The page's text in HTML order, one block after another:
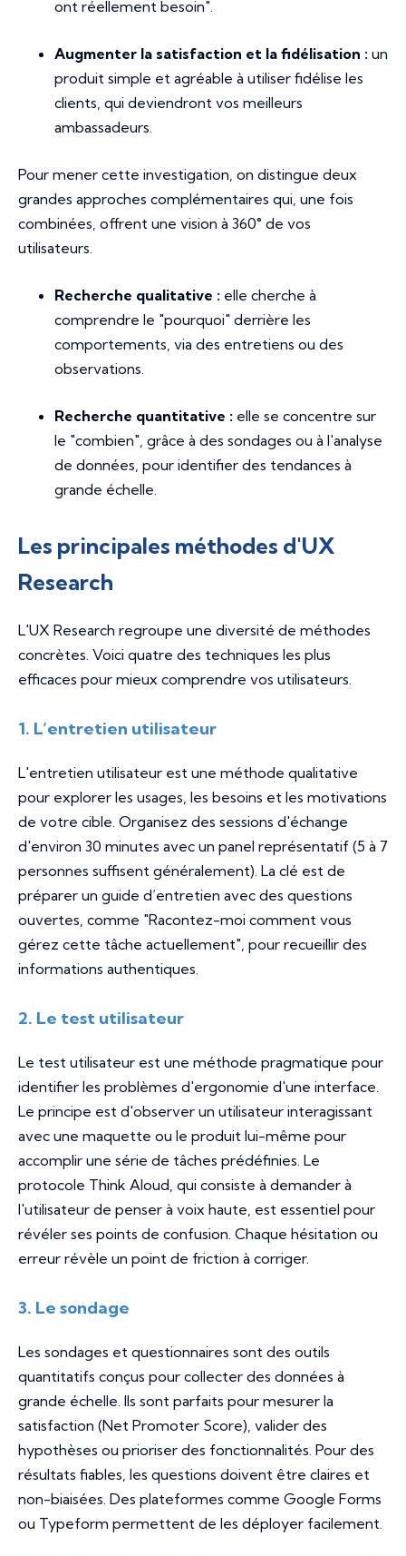
ont réellement besoin".
Augmenter la satisfaction et la fidélisation : un
produit simple et agréable à utiliser fidélise les
clients, qui deviendront vos meilleurs
ambassadeurs.
Pour mener cette investigation, on distingue deux
grandes approches complémentaires qui, une fois
combinées, offrent une vision à 360° de vos
utilisateurs.
Recherche qualitative : elle cherche à
comprendre le "pourquoi" derrière les
comportements, via des entretiens ou des
observations.
Recherche quantitative : elle se concentre sur
le "combien", grâce à des sondages ou à l'analyse
de données, pour identifier des tendances à
grande échelle.
Les principales méthodes d'UX
Research
L'UX Research regroupe une diversité de méthodes
concrètes. Voici quatre des techniques les plus
efficaces pour mieux comprendre vos utilisateurs.
1. L’entretien utilisateur
L'entretien utilisateur est une méthode qualitative
pour explorer les usages, les besoins et les motivations
de votre cible. Organisez des sessions d'échange
d'environ 30 minutes avec un panel représentatif (5 à 7
personnes suffisent généralement). La clé est de
préparer un guide d’entretien avec des questions
ouvertes, comme "Racontez-moi comment vous
gérez cette tâche actuellement", pour recueillir des
informations authentiques.
2. Le test utilisateur
Le test utilisateur est une méthode pragmatique pour
identifier les problèmes d'ergonomie d'une interface.
Le principe est d'observer un utilisateur interagissant
avec une maquette ou le produit lui-même pour
accomplir une série de tâches prédéfinies. Le
protocole Think Aloud , qui consiste à demander à
l'utilisateur de penser à voix haute, est essentiel pour
révéler ses points de confusion. Chaque hésitation ou
erreur révèle un point de friction à corriger.
3. Le sondage
Les sondages et questionnaires sont des outils
quantitatifs conçus pour collecter des données à
grande échelle. Ils sont parfaits pour mesurer la
satisfaction (Net Promoter Score), valider des
hypothèses ou prioriser des fonctionnalités. Pour des
résultats fiables, les questions doivent être claires et
non-biaisées. Des plateformes comme Google Forms
ou Typeform permettent de les déployer facilement.